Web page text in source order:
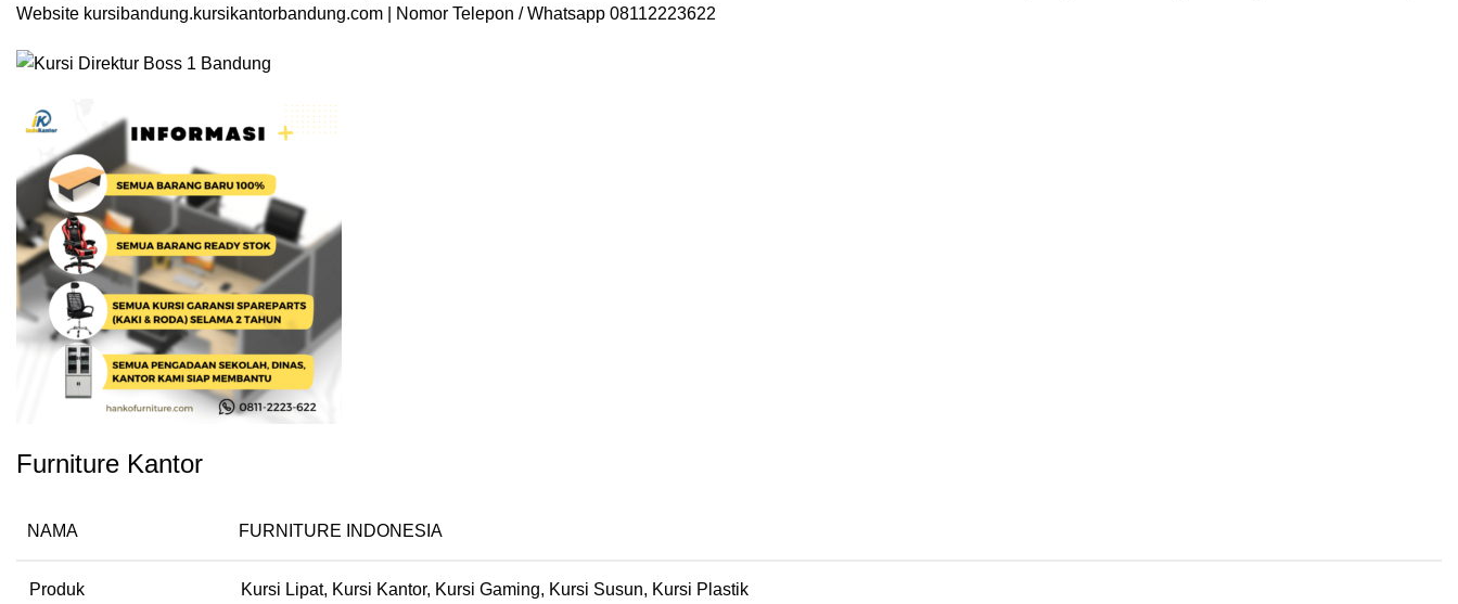
Website kursibandung.kursikantorbandung.com | Nomor Telepon / Whatsapp 08112223622
Furniture Kantor
NAMA FURNITURE INDONESIA
Produk Kursi Lipat, Kursi Kantor, Kursi Gaming, Kursi Susun, Kursi Plastik